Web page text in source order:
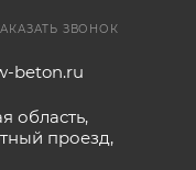
ЗВОНОК
beton.ru
область,
проезд,